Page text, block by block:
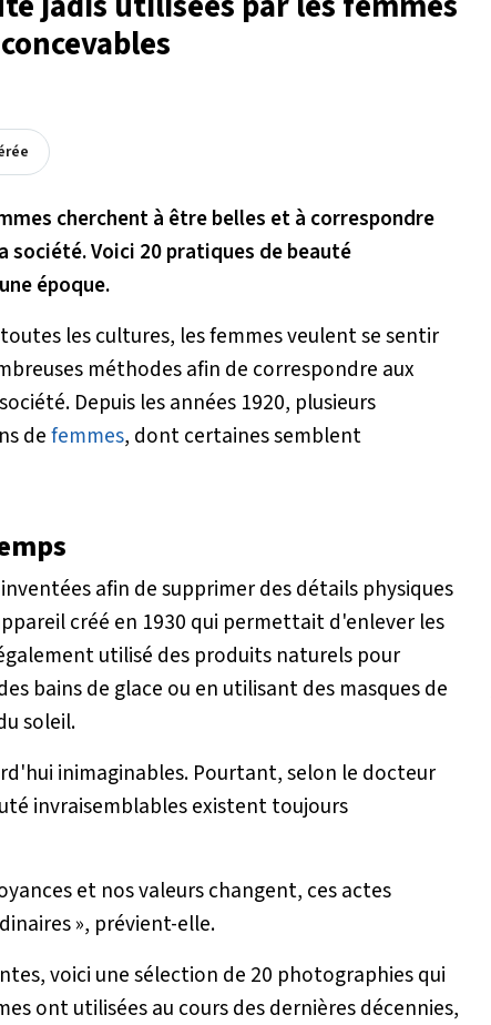
cherchent à être belles et à correspondre
société. Voici 20 pratiques de beauté
époque.
les cultures, les femmes veulent se sentir
méthodes afin de correspondre aux
Depuis les années 1920, plusieurs
defemmes, dont certaines semblent
afin de supprimer des détails physiques
créé en 1930 qui permettait d'enlever les
utilisé des produits naturels pour
bains de glace ou en utilisant des masques de
soleil.
inimaginables. Pourtant, selon le docteur
invraisemblables existent toujours
et nos valeurs changent, ces actes
», prévient-elle.
voici une sélection de 20 photographies qui
ont utilisées au cours des dernières décennies,